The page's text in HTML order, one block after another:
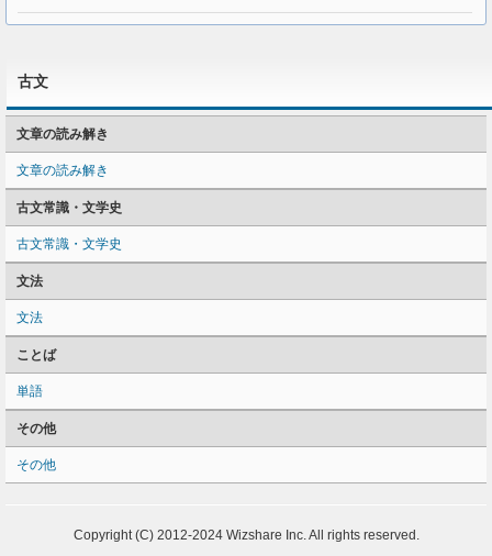
古文
文章の読み解き
文章の読み解き
古文常識・文学史
古文常識・文学史
文法
文法
ことば
単語
その他
その他
Copyright (C) 2012-2024 Wizshare Inc. All rights reserved.